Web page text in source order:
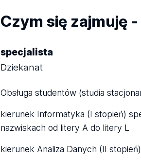
Czym się zajmuję
specjalista
Dziekanat
Obsługa studentów (studia
kierunek Informatyka (I stopień)
nazwiskach od litery A do litery L
kierunek Analiza Danych (II stopień)